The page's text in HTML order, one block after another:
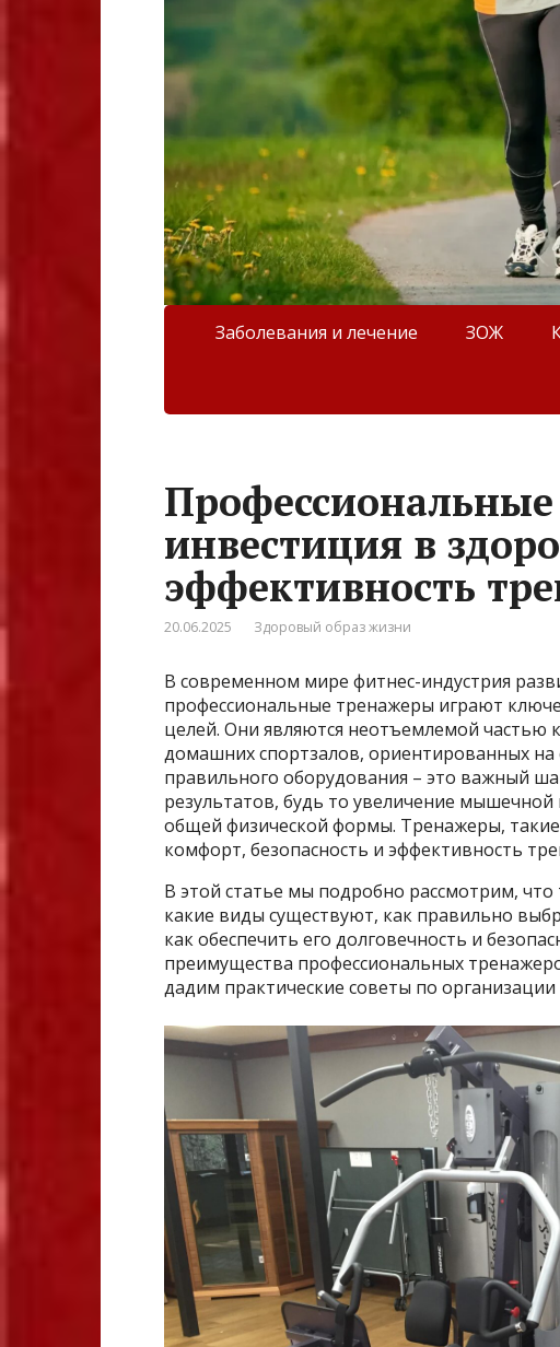
Заболевания и лечение ЗОЖ
инвестиция в
эффективность
20.06.2025 Здоровый образ жизни
В современном мире фитнес-индустрия
профессиональные тренажеры играют
целей. Они являются неотъемлемой частью
домашних спортзалов, ориентированных
правильного оборудования – это важный
результатов, будь то увеличение
общей физической формы. Тренажеры,
комфорт, безопасность и эффективность
В этой статье мы подробно рассмотрим,
какие виды существуют, как правильно
как обеспечить его долговечность и
преимущества профессиональных
дадим практические советы по